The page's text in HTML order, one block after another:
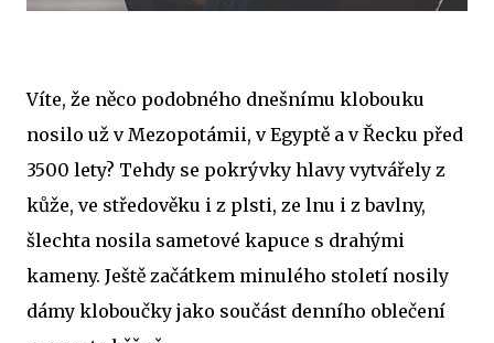
Víte, že něco podobného dnešnímu klobouku
nosilo už v Mezopotámii, v Egyptě a v Řecku před
3500 lety? Tehdy se pokrývky hlavy vytvářely z
kůže, ve středověku i z plsti, ze lnu i z bavlny,
šlechta nosila sametové kapuce s drahými
kameny. Ještě začátkem minulého století nosily
dámy kloboučky jako součást denního oblečení